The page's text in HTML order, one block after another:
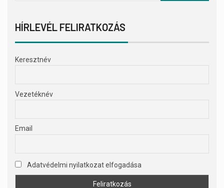
HÍRLEVÉL FELIRATKOZÁS
Keresztnév
Vezetéknév
Email
Adatvédelmi nyilatkozat elfogadása